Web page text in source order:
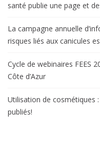
santé publie une page et
La campagne annuelle
risques liés aux canicules
Cycle de webinaires FEES
Côte d’Azur
Utilisation de cosmétiques
publiés!